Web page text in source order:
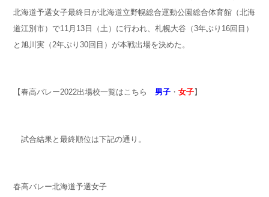
北海道予選女子最終日が北海道立野幌総合運動公園総合体育館（北海
道江別市）で11月13日（土）に行われ、札幌大谷（3年ぶり16回目）
と旭川実（2年ぶり30回目）が本戦出場を決めた。
【春高バレー2022出場校一覧はこちら 男子 ・女子】
試合結果と最終順位は下記の通り。
春高バレー北海道予選女子